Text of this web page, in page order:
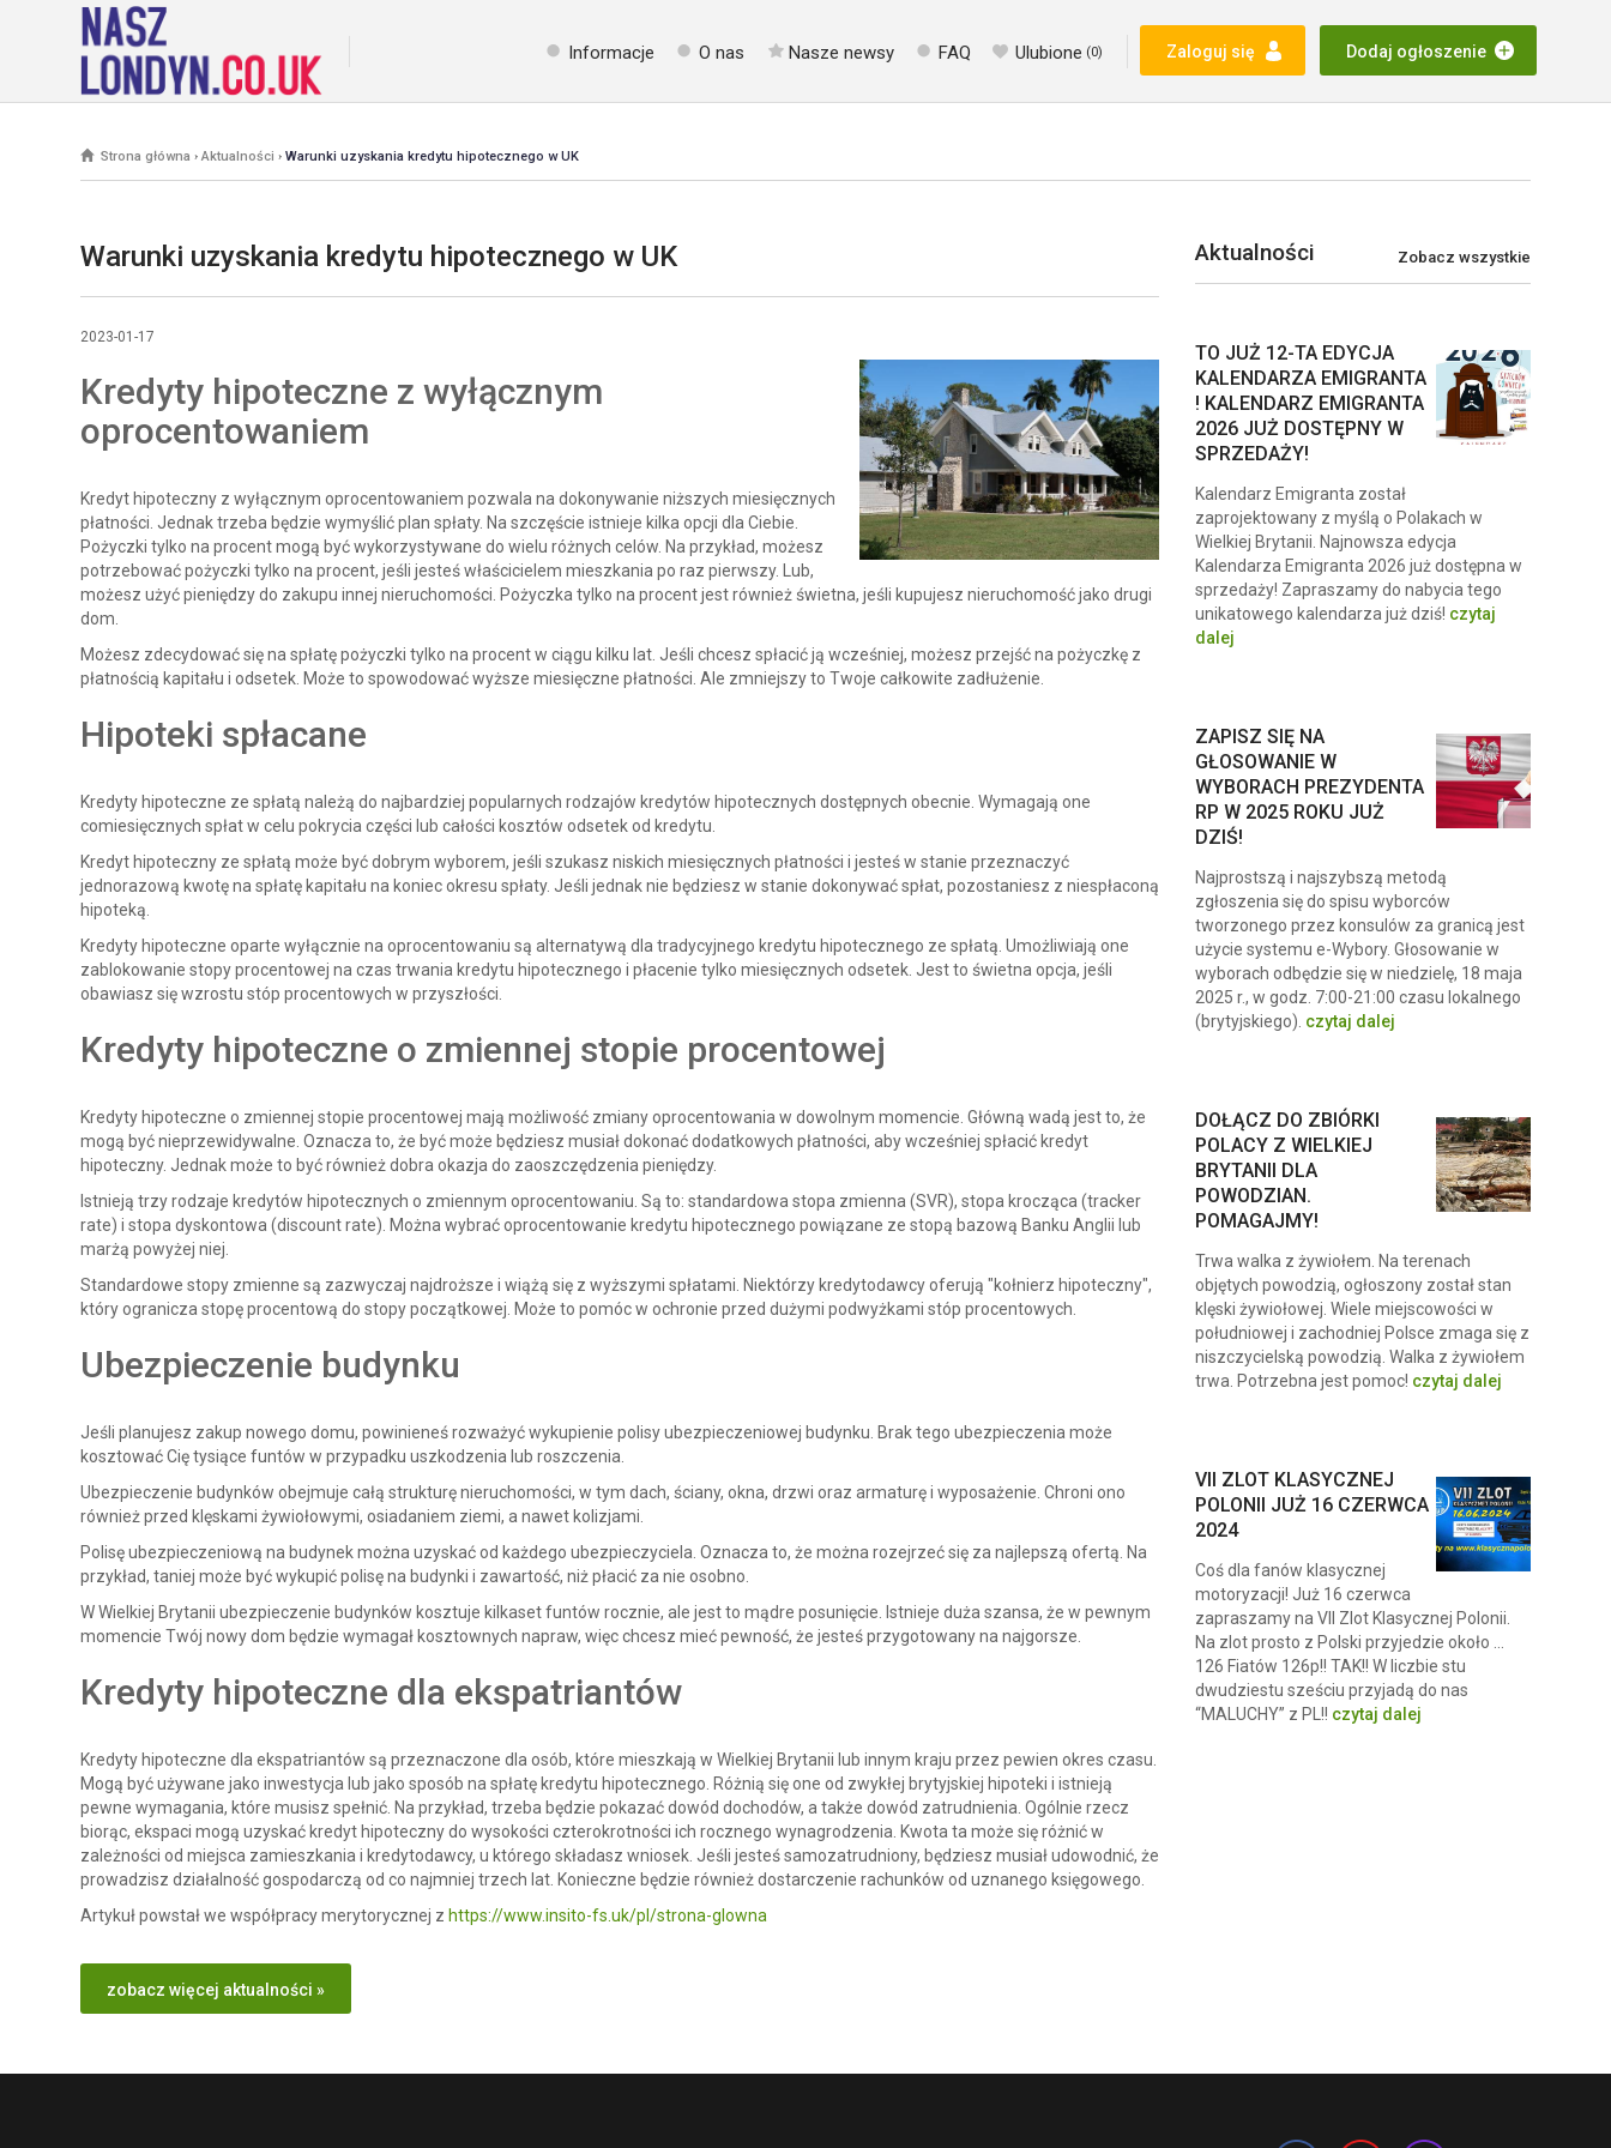
Zaloguj się Dodaj ogłoszenie
Informacje O nas Nasze newsy FAQ Ulubione (0)
Strona główna › Aktualności › Warunki uzyskania kredytu hipotecznego w UK
Warunki uzyskania kredytu hipotecznego w UK
2023-01-17
Kredyty hipoteczne z wyłącznym
oprocentowaniem
Kredyt hipoteczny z wyłącznym oprocentowaniem pozwala na dokonywanie niższych miesięcznych
płatności. Jednak trzeba będzie wymyślić plan spłaty. Na szczęście istnieje kilka opcji dla Ciebie.
Pożyczki tylko na procent mogą być wykorzystywane do wielu różnych celów. Na przykład, możesz
potrzebować pożyczki tylko na procent, jeśli jesteś właścicielem mieszkania po raz pierwszy. Lub,
możesz użyć pieniędzy do zakupu innej nieruchomości. Pożyczka tylko na procent jest również świetna, jeśli kupujesz nieruchomość jako drugi
dom.
Możesz zdecydować się na spłatę pożyczki tylko na procent w ciągu kilku lat. Jeśli chcesz spłacić ją wcześniej, możesz przejść na pożyczkę z
płatnością kapitału i odsetek. Może to spowodować wyższe miesięczne płatności. Ale zmniejszy to Twoje całkowite zadłużenie.
Hipoteki spłacane
Kredyty hipoteczne ze spłatą należą do najbardziej popularnych rodzajów kredytów hipotecznych dostępnych obecnie. Wymagają one
comiesięcznych spłat w celu pokrycia części lub całości kosztów odsetek od kredytu.
Kredyt hipoteczny ze spłatą może być dobrym wyborem, jeśli szukasz niskich miesięcznych płatności i jesteś w stanie przeznaczyć
jednorazową kwotę na spłatę kapitału na koniec okresu spłaty. Jeśli jednak nie będziesz w stanie dokonywać spłat, pozostaniesz z niespłaconą
hipoteką.
Kredyty hipoteczne oparte wyłącznie na oprocentowaniu są alternatywą dla tradycyjnego kredytu hipotecznego ze spłatą. Umożliwiają one
zablokowanie stopy procentowej na czas trwania kredytu hipotecznego i płacenie tylko miesięcznych odsetek. Jest to świetna opcja, jeśli
obawiasz się wzrostu stóp procentowych w przyszłości.
Kredyty hipoteczne o zmiennej stopie procentowej
Kredyty hipoteczne o zmiennej stopie procentowej mają możliwość zmiany oprocentowania w dowolnym momencie. Główną wadą jest to, że
mogą być nieprzewidywalne. Oznacza to, że być może będziesz musiał dokonać dodatkowych płatności, aby wcześniej spłacić kredyt
hipoteczny. Jednak może to być również dobra okazja do zaoszczędzenia pieniędzy.
Istnieją trzy rodzaje kredytów hipotecznych o zmiennym oprocentowaniu. Są to: standardowa stopa zmienna (SVR), stopa krocząca (tracker
rate) i stopa dyskontowa (discount rate). Można wybrać oprocentowanie kredytu hipotecznego powiązane ze stopą bazową Banku Anglii lub
marżą powyżej niej.
Standardowe stopy zmienne są zazwyczaj najdroższe i wiążą się z wyższymi spłatami. Niektórzy kredytodawcy oferują "kołnierz hipoteczny",
który ogranicza stopę procentową do stopy początkowej. Może to pomóc w ochronie przed dużymi podwyżkami stóp procentowych.
Ubezpieczenie budynku
Jeśli planujesz zakup nowego domu, powinieneś rozważyć wykupienie polisy ubezpieczeniowej budynku. Brak tego ubezpieczenia może
kosztować Cię tysiące funtów w przypadku uszkodzenia lub roszczenia.
Ubezpieczenie budynków obejmuje całą strukturę nieruchomości, w tym dach, ściany, okna, drzwi oraz armaturę i wyposażenie. Chroni ono
również przed klęskami żywiołowymi, osiadaniem ziemi, a nawet kolizjami.
Polisę ubezpieczeniową na budynek można uzyskać od każdego ubezpieczyciela. Oznacza to, że można rozejrzeć się za najlepszą ofertą. Na
przykład, taniej może być wykupić polisę na budynki i zawartość, niż płacić za nie osobno.
W Wielkiej Brytanii ubezpieczenie budynków kosztuje kilkaset funtów rocznie, ale jest to mądre posunięcie. Istnieje duża szansa, że w pewnym
momencie Twój nowy dom będzie wymagał kosztownych napraw, więc chcesz mieć pewność, że jesteś przygotowany na najgorsze.
Kredyty hipoteczne dla ekspatriantów
Kredyty hipoteczne dla ekspatriantów są przeznaczone dla osób, które mieszkają w Wielkiej Brytanii lub innym kraju przez pewien okres czasu.
Mogą być używane jako inwestycja lub jako sposób na spłatę kredytu hipotecznego. Różnią się one od zwykłej brytyjskiej hipoteki i istnieją
pewne wymagania, które musisz spełnić. Na przykład, trzeba będzie pokazać dowód dochodów, a także dowód zatrudnienia. Ogólnie rzecz
biorąc, ekspaci mogą uzyskać kredyt hipoteczny do wysokości czterokrotności ich rocznego wynagrodzenia. Kwota ta może się różnić w
zależności od miejsca zamieszkania i kredytodawcy, u którego składasz wniosek. Jeśli jesteś samozatrudniony, będziesz musiał udowodnić, że
prowadzisz działalność gospodarczą od co najmniej trzech lat. Konieczne będzie również dostarczenie rachunków od uznanego księgowego.
Artykuł powstał we współpracy merytorycznej z https://www.insito-fs.uk/pl/strona-glowna
zobacz więcej aktualności »
Zobacz wszystkie
Aktualności
TO JUŻ 12-TA EDYCJA
KALENDARZA EMIGRANTA
! KALENDARZ EMIGRANTA
2026 JUŻ DOSTĘPNY W
SPRZEDAŻY!
Kalendarz Emigranta został
zaprojektowany z myślą o Polakach w
Wielkiej Brytanii. Najnowsza edycja
Kalendarza Emigranta 2026 już dostępna w
sprzedaży! Zapraszamy do nabycia tego
unikatowego kalendarza już dziś! czytaj
dalej
ZAPISZ SIĘ NA
GŁOSOWANIE W
WYBORACH PREZYDENTA
RP W 2025 ROKU JUŻ
DZIŚ!
Najprostszą i najszybszą metodą
zgłoszenia się do spisu wyborców
tworzonego przez konsulów za granicą jest
użycie systemu e-Wybory. Głosowanie w
wyborach odbędzie się w niedzielę, 18 maja
2025 r., w godz. 7:00-21:00 czasu lokalnego
(brytyjskiego). czytaj dalej
DOŁĄCZ DO ZBIÓRKI
POLACY Z WIELKIEJ
BRYTANII DLA
POWODZIAN.
POMAGAJMY!
Trwa walka z żywiołem. Na terenach
objętych powodzią, ogłoszony został stan
klęski żywiołowej. Wiele miejscowości w
południowej i zachodniej Polsce zmaga się z
niszczycielską powodzią. Walka z żywiołem
trwa. Potrzebna jest pomoc! czytaj dalej
VII ZLOT KLASYCZNEJ
POLONII JUŻ 16 CZERWCA
2024
Coś dla fanów klasycznej
motoryzacji! Już 16 czerwca
zapraszamy na VII Zlot Klasycznej Polonii.
Na zlot prosto z Polski przyjedzie około …
126 Fiatów 126p!! TAK!! W liczbie stu
dwudziestu sześciu przyjadą do nas
“MALUCHY” z PL!! czytaj dalej